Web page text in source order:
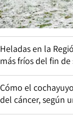
Heladas en la
más fríos del fin de
Cómo el
del cáncer, según